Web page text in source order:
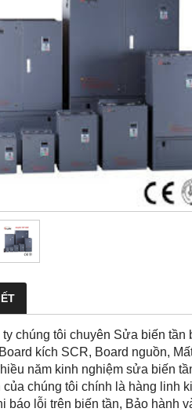
ty chúng tôi chuyên Sửa biến tần
kích SCR, Board nguồn,
năm kinh nghiệm sửa biến
của chúng tôi chính là hàng linh
báo lỗi trên biến tần, Bảo hành